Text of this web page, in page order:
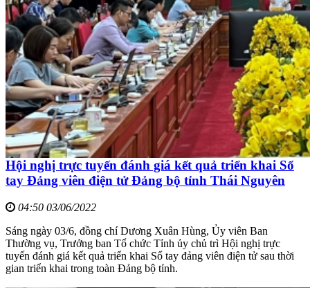
Hội nghị trực tuyến đánh giá kết quả triển khai Sổ
tay Đảng viên điện tử Đảng bộ tỉnh Thái Nguyên
04:50 03/06/2022
Sáng ngày 03/6, đồng chí Dương Xuân Hùng, Ủy viên Ban
Thường vụ, Trưởng ban Tổ chức Tỉnh ủy chủ trì Hội nghị trực
tuyến đánh giá kết quả triển khai Sổ tay đảng viên điện tử sau thời
gian triển khai trong toàn Đảng bộ tỉnh.